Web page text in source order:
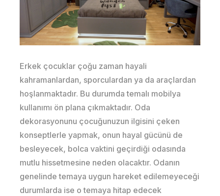
Erkek çocuklar çoğu zaman hayali
kahramanlardan, sporculardan ya da araçlardan
hoşlanmaktadır. Bu durumda temalı mobilya
kullanımı ön plana çıkmaktadır. Oda
dekorasyonunu çocuğunuzun ilgisini çeken
konseptlerle yapmak, onun hayal gücünü de
besleyecek, bolca vaktini geçirdiği odasında
mutlu hissetmesine neden olacaktır. Odanın
genelinde temaya uygun hareket edilemeyeceği
durumlarda ise o temaya hitap edecek